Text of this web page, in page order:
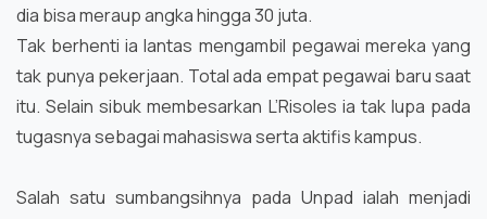
dia bisa meraup angka hingga 30 juta.
Tak berhenti ia lantas mengambil pegawai mereka yang
tak punya pekerjaan. Total ada empat pegawai baru saat
itu. Selain sibuk membesarkan L’Risoles ia tak lupa pada
tugasnya sebagai mahasiswa serta aktifis kampus.
Salah satu sumbangsihnya pada Unpad ialah menjadi